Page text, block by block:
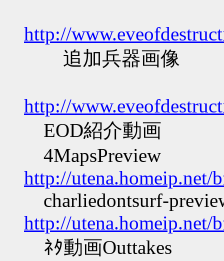
http://
追加兵器画像
http://
EOD紹介動画
4MapsPreview
http://utena.homeip.net/
charliedontsurf-
http://utena.homeip.net/
ﾈﾀ動画Outtakes